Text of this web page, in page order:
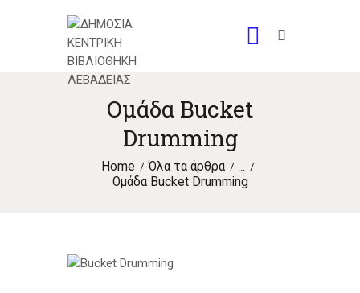
Ομάδα Bucket
Drumming
Home Όλα τα άρθρα
Ομάδα Bucket Drumming